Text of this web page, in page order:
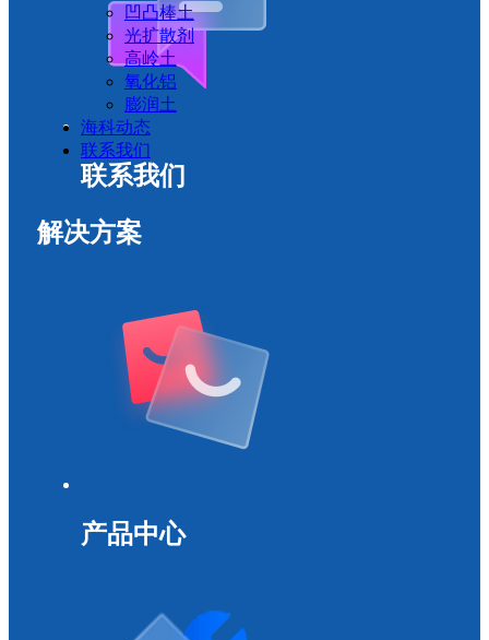
凹凸棒土
光扩散剂
高岭土
氧化铝
膨润土
海科动态
联系我们
联系我们
解决方案
产品中心